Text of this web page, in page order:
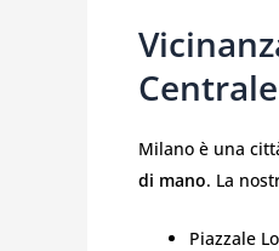
Centrale
Milano è una
di mano. La
Piazzale